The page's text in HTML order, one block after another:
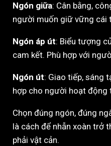
Ngón giữa: Cân bằng,
người muốn giữ vững cái
Ngón áp út: Biểu tượng
cam kết. Phù hợp với
Ngón út: Giao tiếp, sáng
hợp cho người hoạt
Chọn đúng ngón, đúng
là cách để nhẫn xoàn trở
phải vật cản.